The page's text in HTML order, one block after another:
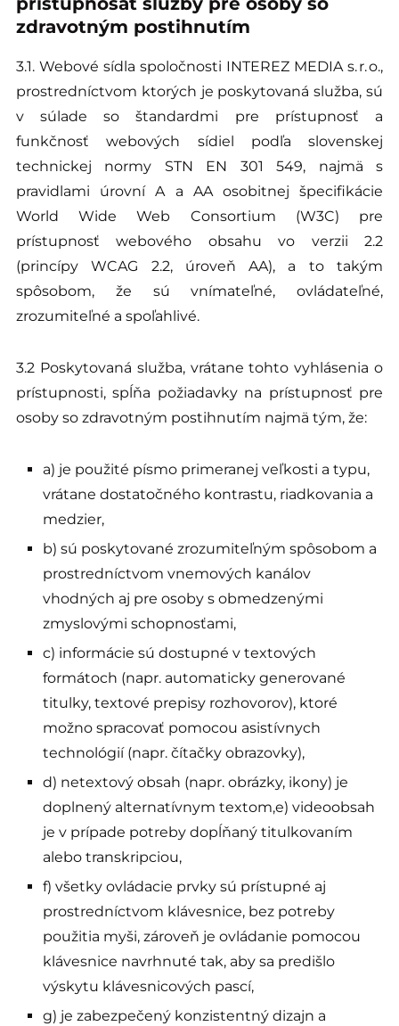
zdravotným postihnutím
3.1. Webové sídla spoločnosti INTEREZ MEDIA s. r. o.,
prostredníctvom ktorých je poskytovaná služba, sú
v súlade so štandardmi pre prístupnosť a
funkčnosť webových sídiel podľa slovenskej
technickej normy STN EN 301 549, najmä s
pravidlami úrovní A a AA osobitnej špecifikácie
World Wide Web Consortium (W3C) pre
prístupnosť webového obsahu vo verzii 2.2
(princípy WCAG 2.2, úroveň AA), a to takým
spôsobom, že sú vnímateľné, ovládateľné,
zrozumiteľné a spoľahlivé.
3.2 Poskytovaná služba, vrátane tohto vyhlásenia o
prístupnosti, spĺňa požiadavky na prístupnosť pre
osoby so zdravotným postihnutím najmä tým, že:
a) je použité písmo primeranej veľkosti a typu,
vrátane dostatočného kontrastu, riadkovania a
medzier,
b) sú poskytované zrozumiteľným spôsobom a
prostredníctvom vnemových kanálov
vhodných aj pre osoby s obmedzenými
zmyslovými schopnosťami,
c) informácie sú dostupné v textových
formátoch (napr. automaticky generované
titulky, textové prepisy rozhovorov), ktoré
možno spracovať pomocou asistívnych
technológií (napr. čítačky obrazovky),
d) netextový obsah (napr. obrázky, ikony) je
doplnený alternatívnym textom,e) videoobsah
je v prípade potreby dopĺňaný titulkovaním
alebo transkripciou,
f) všetky ovládacie prvky sú prístupné aj
prostredníctvom klávesnice, bez potreby
použitia myši, zároveň je ovládanie pomocou
klávesnice navrhnuté tak, aby sa predišlo
výskytu klávesnicových pascí,
g) je zabezpečený konzistentný dizajn a